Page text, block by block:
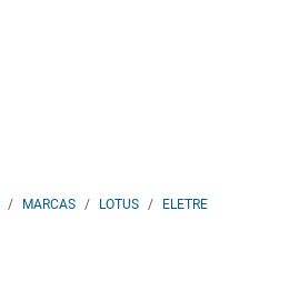
MARCAS LOTUS ELETRE